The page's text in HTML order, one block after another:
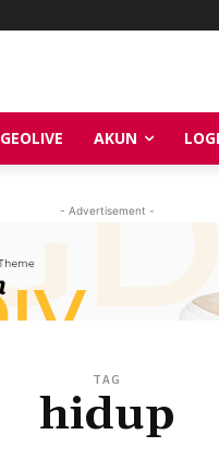
GEOLIVE AKUN
- Advertisement -
TAG
hidup